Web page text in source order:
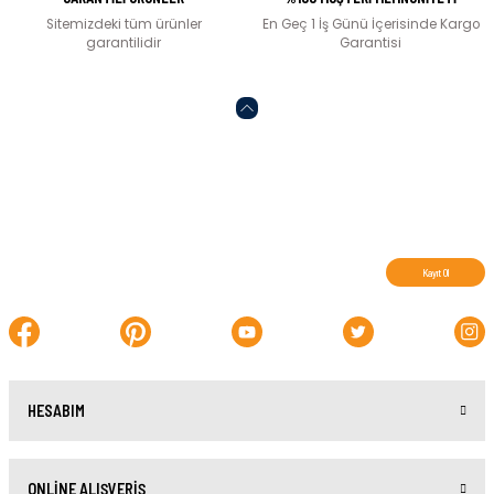
Sitemizdeki tüm ürünler
garantilidir
En Geç 1 İş Günü İçerisinde Kargo
Garantisi
Kayıt Ol
HESABIM
ONLİNE ALIŞVERİŞ